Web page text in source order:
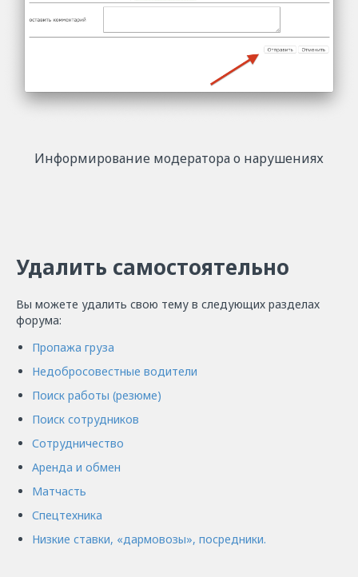
Информирование модератора о нарушениях
Удалить самостоятельно
Вы можете удалить свою тему в следующих разделах
форума:
Пропажа груза
Недобросовестные водители
Поиск работы (резюме)
Поиск сотрудников
Сотрудничество
Аренда и обмен
Матчасть
Спецтехника
Низкие ставки, «дармовозы», посредники.